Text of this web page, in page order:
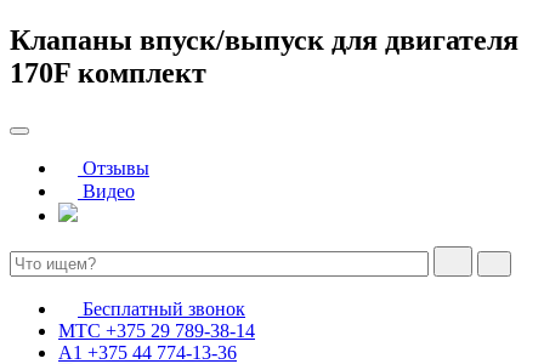
Клапаны впуск/выпуск для двигателя
170F комплект
Отзывы
Видео
Бесплатный звонок
МТС +375 29 789-38-14
А1 +375 44 774-13-36